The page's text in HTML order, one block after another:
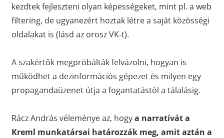
kezdtek fejleszteni olyan képességeket, mint pl. a web
filtering, de ugyanezért hoztak létre a saját közösségi
oldalakat is (lásd az orosz VK-t).
A szakértők megpróbálták felvázolni, hogyan is
működhet a dezinformációs gépezet és milyen egy
propagandaüzenet útja a fogantatástól a tálalásig.
Rácz András véleménye az, hogya narratívát a
Kreml munkatársai határozzák meg, amit aztán a